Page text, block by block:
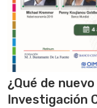
¿Qué de
Investigación